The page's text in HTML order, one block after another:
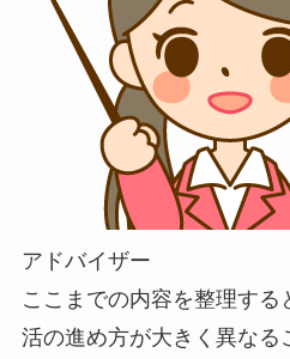
アドバイザー
ここまでの内容を整理す
活の進め方が大きく異なる